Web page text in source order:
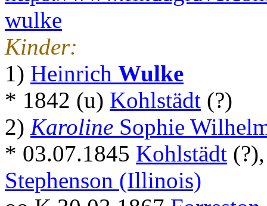
wulke
Kinder:
1) Heinrich Wulke
* 1842 (u) Kohlstädt (?)
2) Karoline Sophie
* 03.07.1845 Kohlstädt
Stephenson (Illinois)